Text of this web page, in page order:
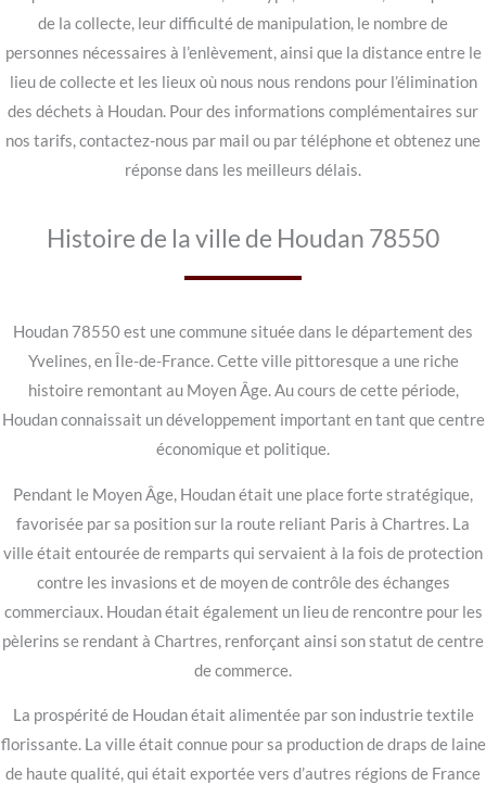
de la collecte, leur difficulté de manipulation, le nombre de
personnes nécessaires à l’enlèvement, ainsi que la distance entre le
lieu de collecte et les lieux où nous nous rendons pour l’élimination
des déchets à Houdan. Pour des informations complémentaires sur
nos tarifs, contactez-nous par mail ou par téléphone et obtenez une
réponse dans les meilleurs délais.
Histoire de la ville de Houdan 78550
Houdan 78550 est une commune située dans le département des
Yvelines, en Île-de-France. Cette ville pittoresque a une riche
histoire remontant au Moyen Âge. Au cours de cette période,
Houdan connaissait un développement important en tant que centre
économique et politique.
Pendant le Moyen Âge, Houdan était une place forte stratégique,
favorisée par sa position sur la route reliant Paris à Chartres. La
ville était entourée de remparts qui servaient à la fois de protection
contre les invasions et de moyen de contrôle des échanges
commerciaux. Houdan était également un lieu de rencontre pour les
pèlerins se rendant à Chartres, renforçant ainsi son statut de centre
de commerce.
La prospérité de Houdan était alimentée par son industrie textile
florissante. La ville était connue pour sa production de draps de laine
de haute qualité, qui était exportée vers d’autres régions de France